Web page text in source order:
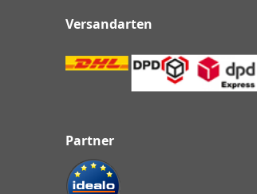
Versandarten
Partner